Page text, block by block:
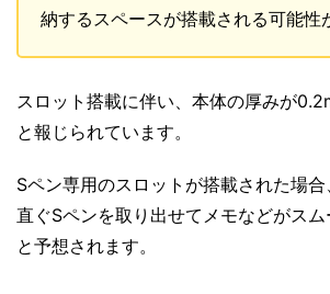
納するスペースが搭載される可能性
スロット搭載に伴い、本体の厚みが
と報じられています。
Sペン専用のスロットが搭載された場
直ぐSペンを取り出せてメモなどがス
と予想されます。